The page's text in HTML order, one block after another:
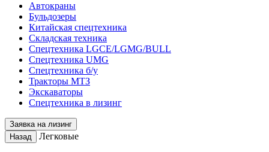
Автокраны
Бульдозеры
Китайская спецтехника
Складская техника
Спецтехника LGCE/LGMG/BULL
Спецтехника UMG
Спецтехника б/у
Тракторы МТЗ
Экскаваторы
Спецтехника в лизинг
Заявка на лизинг
Назад
Легковые